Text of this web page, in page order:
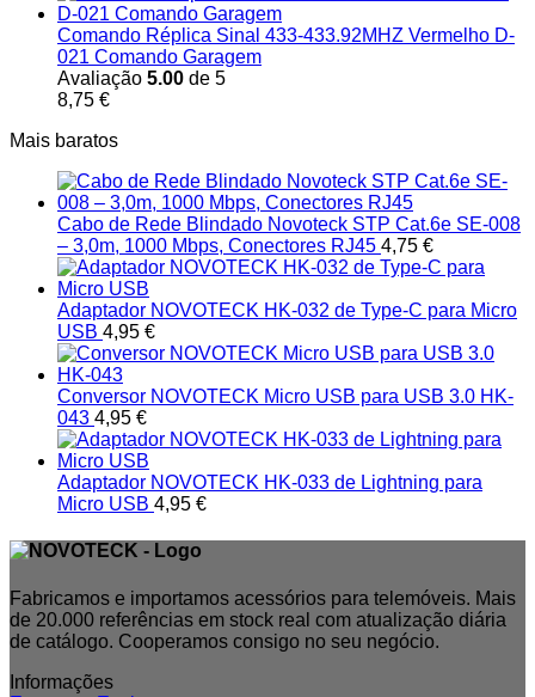
Comando Réplica Sinal 433-433.92MHZ Vermelho D-
021 Comando Garagem
Avaliação 5.00 de 5
8,75 €
Mais baratos
Cabo de Rede Blindado Novoteck STP Cat.6e SE-008
– 3,0m, 1000 Mbps, Conectores RJ45 4,75 €
Adaptador NOVOTECK HK-032 de Type-C para Micro
USB 4,95 €
Conversor NOVOTECK Micro USB para USB 3.0 HK-
043 4,95 €
Adaptador NOVOTECK HK-033 de Lightning para
Micro USB 4,95 €
Fabricamos e importamos acessórios para telemóveis. Mais
de 20.000 referências em stock real com atualização diária
de catálogo. Cooperamos consigo no seu negócio.
Informações